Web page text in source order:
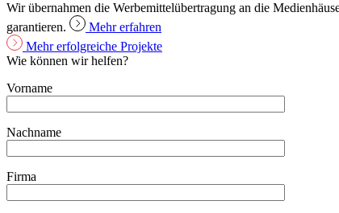
Wir übernahmen die Werbemittelübertragung an die
garantieren.
Mehr erfahren
Mehr erfolgreiche Projekte
Wie können wir helfen?
Vorname
Nachname
Firma